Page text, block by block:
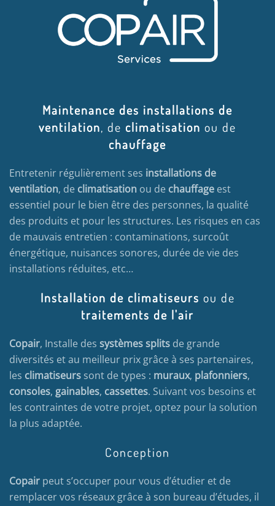
Maintenance des installations de
ventilation, de climatisation ou de
chauffage
Entretenir régulièrement ses installations de
ventilation, de climatisation ou de chauffage est
essentiel pour le bien être des personnes, la qualité
des produits et pour les structures. Les risques en cas
de mauvais entretien : contaminations, surcoût
énergétique, nuisances sonores, durée de vie des
installations réduites, etc…
Installation de climatiseurs ou de
traitements de l'air
Copair, Installe des systèmes splits de grande
diversités et au meilleur prix grâce à ses partenaires,
les climatiseurs sont de types : muraux, plafonniers,
consoles, gainables, cassettes. Suivant vos besoins et
les contraintes de votre projet, optez pour la solution
la plus adaptée.
Conception
Copair peut s’occuper pour vous d’étudier et de
remplacer vos réseaux grâce à son bureau d’études, il